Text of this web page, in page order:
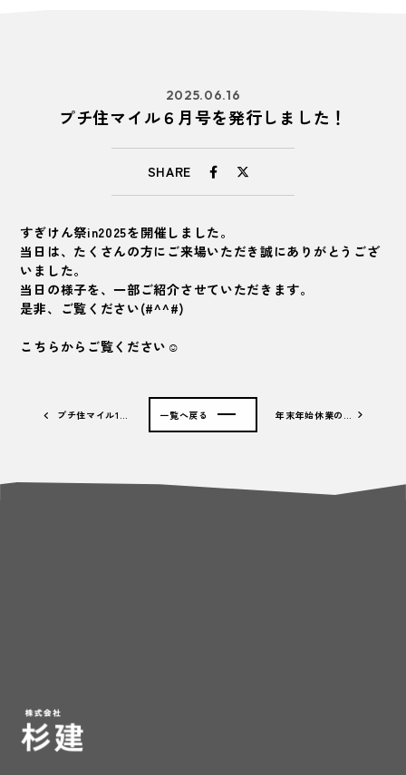
2025.06.16
プチ住マイル６月号を発行しました！
SHARE
すぎけん祭in2025を開催しました。
当日は、たくさんの方にご来場いただき誠にありがとうござ
いました。
当日の様子を、一部ご紹介させていただきます。
是非、ご覧ください(#^^#)
こちらからご覧ください☺
プチ住マイル1… 年末年始休業の…
一覧へ戻る